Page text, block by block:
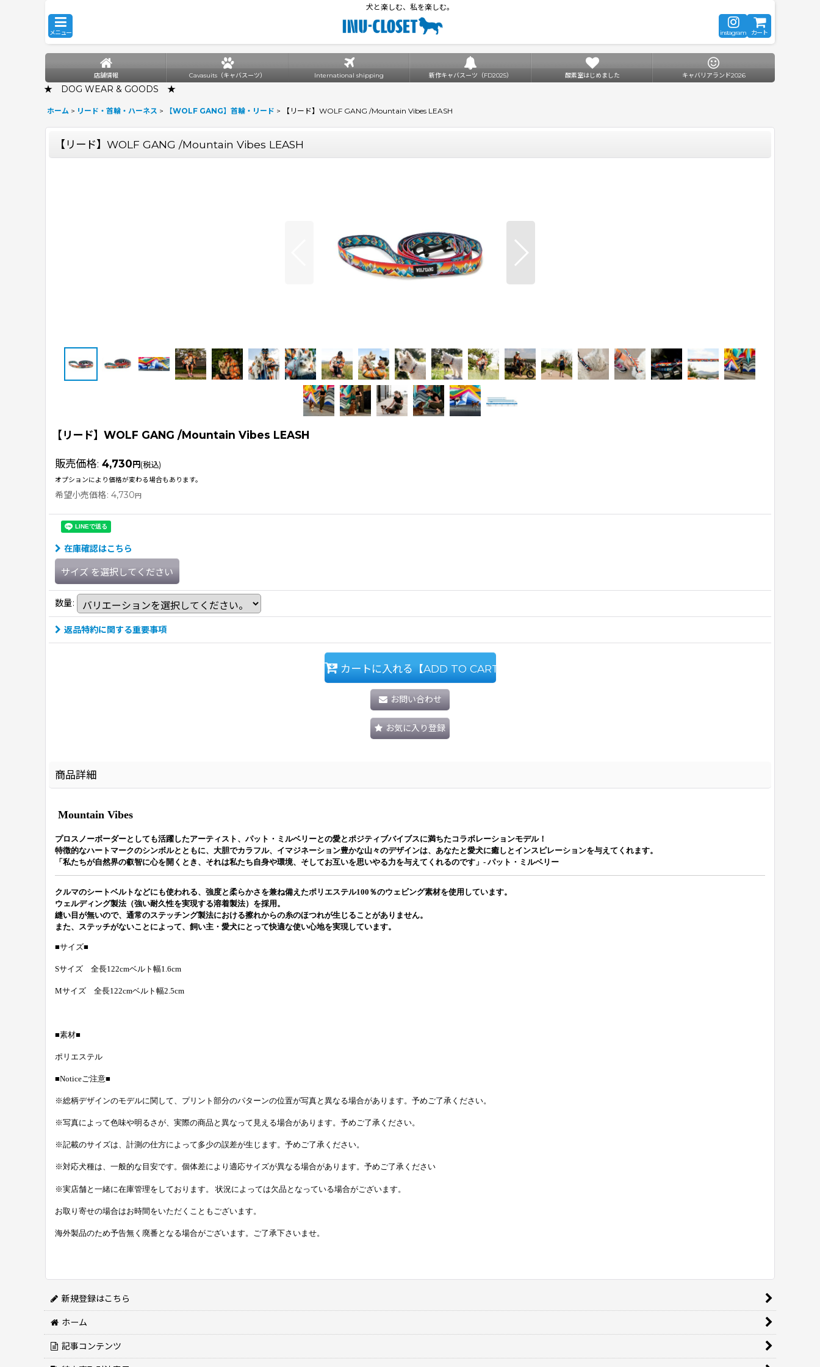
犬と楽しむ、私を楽しむ。
メニュー instagram カート
店舗情報 Cavasuits（キャバスーツ） International shipping 新作キャバスーツ（FD2025） 酸素室はじめました キャバリアランド2026
★ DOG WEAR & GOODS ★
ホーム > リード・首輪・ハーネス > 【WOLF GANG】首輪・リード > 【リード】WOLF GANG /Mountain Vibes LEASH
【リード】WOLF GANG /Mountain Vibes LEASH
【リード】WOLF GANG /Mountain Vibes LEASH
販売価格: 4,730円(税込)
オプションにより価格が変わる場合もあります。
希望小売価格: 4,730円
在庫確認はこちら
サイズ を選択してください
数量:
返品特約に関する重要事項
カートに入れる【ADD TO CART】
お問い合わせ
お気に入り登録
商品詳細
Mountain Vibes
プロスノーボーダーとしても活躍したアーティスト、パット・ミルベリーとの愛とポジティブバイブスに満ちたコラボレーションモデル！
特徴的なハートマークのシンボルとともに、大胆でカラフル、イマジネーション豊かな山々のデザインは、あなたと愛犬に癒しとインスピレーションを与えてくれます。
「私たちが自然界の叡智に心を開くとき、それは私たち自身や環境、そしてお互いを思いやる力を与えてくれるのです」- パット・ミルベリー
クルマのシートベルトなどにも使われる、強度と柔らかさを兼ね備えたポリエステル100％のウェビング素材を使用しています。
ウェルディング製法（強い耐久性を実現する溶着製法）を採用。
縫い目が無いので、通常のステッチング製法における擦れからの糸のほつれが生じることがありません。
また、ステッチがないことによって、飼い主・愛犬にとって快適な使い心地を実現しています。
■サイズ■
Sサイズ 全長122cmベルト幅1.6cm
Mサイズ 全長122cmベルト幅2.5cm
■素材■
ポリエステル
■Noticeご注意■
※総柄デザインのモデルに関して、プリント部分のパターンの位置が写真と異なる場合があります。予めご了承ください。
※写真によって色味や明るさが、実際の商品と異なって見える場合があります。予めご了承ください。
※記載のサイズは、計測の仕方によって多少の誤差が生じます。予めご了承ください。
※対応犬種は、一般的な目安です。個体差により適応サイズが異なる場合があります。予めご了承ください
※実店舗と一緒に在庫管理をしております。 状況によっては欠品となっている場合がございます。
お取り寄せの場合はお時間をいただくこともございます。
海外製品のため予告無く廃番となる場合がございます。ご了承下さいませ。
新規登録はこちら
ホーム
記事コンテンツ